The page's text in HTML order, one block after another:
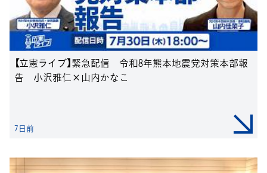
【立憲ライブ】緊急配信 令和8年熊本地震党対策本部報
告 小沢雅仁×山内かなこ
7日前